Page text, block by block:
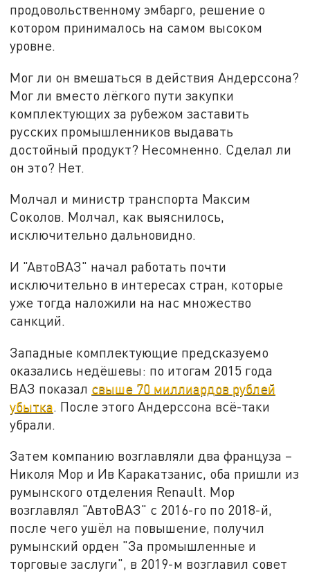
продовольственному эмбарго, решение о
котором принималось на самом высоком
уровне.
Мог ли он вмешаться в действия Андерссона?
Мог ли вместо лёгкого пути закупки
комплектующих за рубежом заставить
русских промышленников выдавать
достойный продукт? Несомненно. Сделал ли
он это? Нет.
Молчал и министр транспорта Максим
Соколов. Молчал, как выяснилось,
исключительно дальновидно.
И "АвтоВАЗ" начал работать почти
исключительно в интересах стран, которые
уже тогда наложили на нас множество
санкций.
Западные комплектующие предсказуемо
оказались недёшевы: по итогам 2015 года
ВАЗ показал свыше 70 миллиардов рублей
убытка . После этого Андерссона всё-таки
убрали.
Затем компанию возглавляли два француза –
Николя Мор и Ив Каракатзанис, оба пришли из
румынского отделения Renault. Мор
возглавлял "АвтоВАЗ" с 2016-го по 2018-й,
после чего ушёл на повышение, получил
румынский орден "За промышленные и
торговые заслуги", в 2019-м возглавил совет